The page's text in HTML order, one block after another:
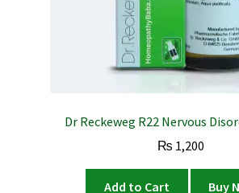
Dr Reckeweg R22 Nervous
₨ 1,200
Add to Cart Buy